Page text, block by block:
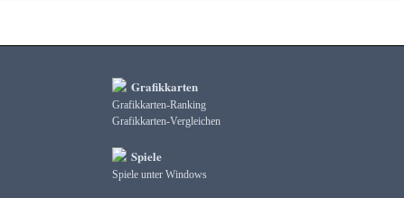
Grafikkarten
Grafikkarten-Ranking
Grafikkarten-Vergleichen
Spiele
Spiele unter Windows